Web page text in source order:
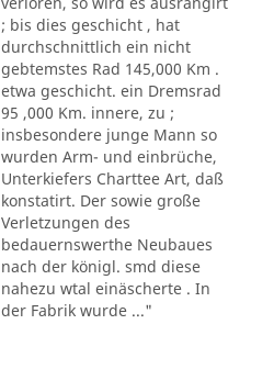
; bis dies geschicht , hat
durchschnittlich ein nicht
gebtemstes Rad 145,000 Km .
etwa geschicht. ein Dremsrad
95 ,000 Km. innere, zu ;
insbesondere junge Mann so
wurden Arm- und einbrüche,
Unterkiefers Charttee Art, daß
konstatirt. Der sowie große
Verletzungen des
bedauernswerthe Neubaues
nach der königl. smd diese
nahezu wtal einäscherte . In
der Fabrik wurde ..."